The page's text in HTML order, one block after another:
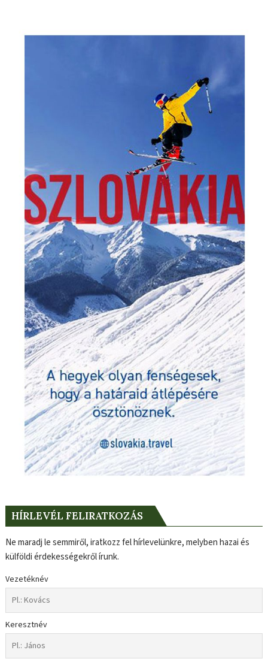
HÍRLEVÉL FELIRATKOZÁS
Ne maradj le semmiről, iratkozz fel hírlevelünkre, melyben hazai és
külföldi érdekességekről írunk.
Vezetéknév
Keresztnév